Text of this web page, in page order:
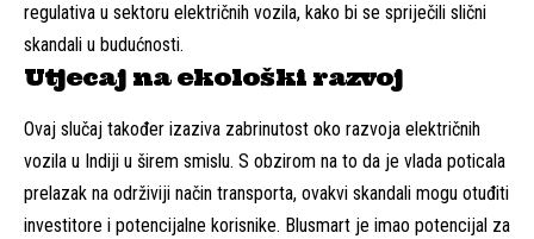
regulativa u sektoru električnih vozila, kako bi se spriječili slični
skandali u budućnosti.
Utjecaj na ekološki razvoj
Ovaj slučaj također izaziva zabrinutost oko razvoja električnih
vozila u Indiji u širem smislu. S obzirom na to da je vlada poticala
prelazak na održiviji način transporta, ovakvi skandali mogu otuđiti
investitore i potencijalne korisnike. Blusmart je imao potencijal za